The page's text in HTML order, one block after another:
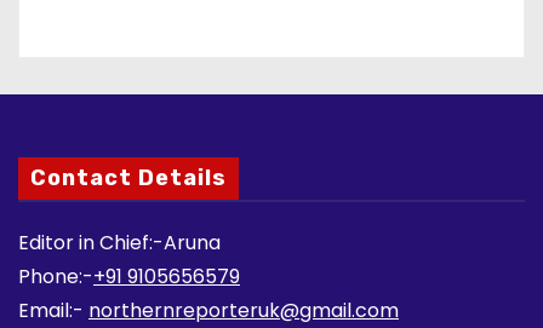
Contact Details
Editor in Chief:-Aruna
Phone:-+91 9105656579
Email:- northernreporteruk@gmail.com